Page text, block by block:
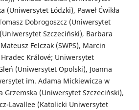
(Uniwersytet Łódzki), Paweł Ćwikła
Dobrogoszcz (Uniwersytet
Szczeciński), Barbara
Felczak (SWPS), Marcin
Králové; Uniwersytet
(Uniwersytet Opolski), Joanna
im. Adama Mickiewicza w
Grzemska (Uniwersytet Szczeciński),
Lavallee (Katolicki Uniwersytet